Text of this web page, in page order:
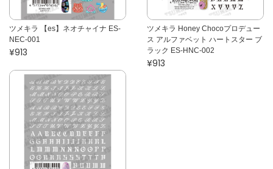
ツメキラ 【es】ネオチャイナ ES-
NEC-001
¥913
ツメキラ Honey Chocoプロデュー
ス アルファベット ハートスター ブ
ラック ES-HNC-002
¥913